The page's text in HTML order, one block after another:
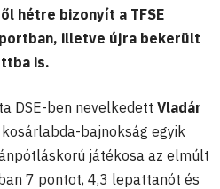
hétre bizonyít a TFSE
illetve újra bekerült
is.
DSE-ben nevelkedett Vladár
bajnokság egyik
játékosa az elmúlt
7 pontot, 4,3 lepattanót és